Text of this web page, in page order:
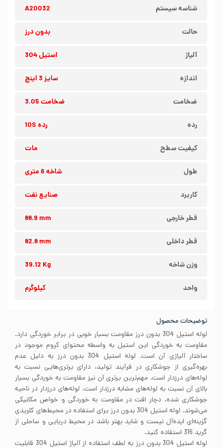
شناسه سیستم A20032
حالت بدون درز
آلیاژ استیل 304
اندازه سایز 3 اینچ
ضخامت ضخامت 3.05
رده رده 10S
کیفیت سطح مات
طول شاخه 6 متری
کاربرد صنایع نفت
قطر خارجی 88.9 mm
قطر داخلی 82.8 mm
وزن شاخه 39.12 Kg
واحد کیلوگرم
توضیحات محصول
لوله استیل 304 بدون درز مقاومت بسیار خوبی در برابر خوردگی دارد.
مقاومت به خوردگی این استیل به واسطه محتوای کروم موجود در
ساختار آلیاژی آن است. لوله استیل 304 بدون درز به دلیل عدم
بهره‌گیری از جوشکاری در فرآیند تولید، دارای برتری‌هایی نسبت به
لوله‌های درزدار است. مهم‌ترین برتری آن نیز مقاومت به خوردگی بسیار
بالای آن نسبت به لوله‌های مشابه درزدار است. لوله‌های درزدار در ناحیه
جوشکاری شده، دچار افت در مقاومت به خوردگی و خواص مکانیکی
می‌شوند. لوله استیل 304 بدون درز برای استفاده در محیط‌های کلریدی
گزینه‌ای ایده‌آل نیست و شاید بهتر باشد در محیط دریایی و ساحلی از
گرید 316 استفاده کنید.
لوله استیل 304 بدون درز به لطف استفاده از آلیاژ استیل 304 قابلیت